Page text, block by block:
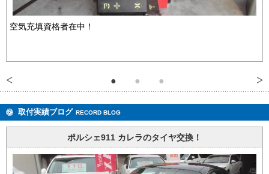
空気充填資格者在中！
取付実績ブログ RECORD BLOG
ポルシェ911 カレラのタイヤ交換！